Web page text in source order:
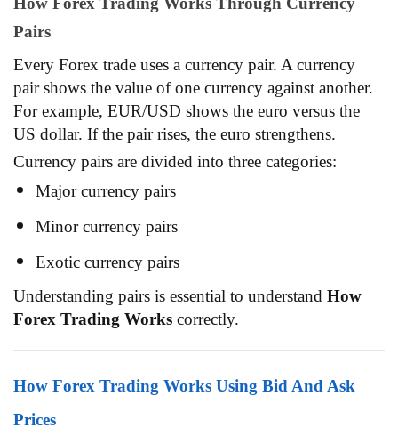
Pairs
Every Forex trade uses a currency pair. A currency
pair shows the value of one currency against another.
For example, EUR/USD shows the euro versus the
US dollar. If the pair rises, the euro strengthens.
Currency pairs are divided into three categories:
Major currency pairs
Minor currency pairs
Exotic currency pairs
Understanding pairs is essential to understand How
Forex Trading Works correctly.
How Forex Trading Works Using Bid And Ask
Prices